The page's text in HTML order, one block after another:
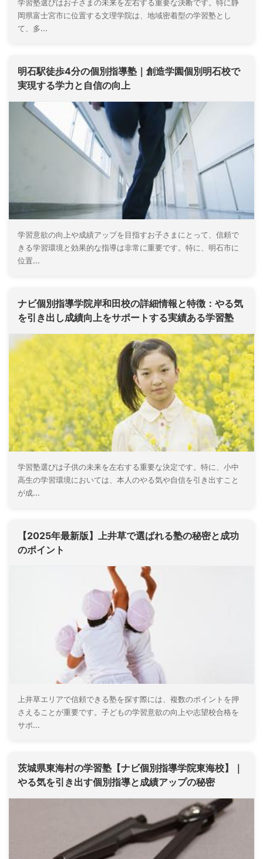
学習塾選びはお子さまの未来を左右する重要な決断です。特に静
岡県富士宮市に位置する文理学院は、地域密着型の学習塾とし
て、多...
明石駅徒歩4分の個別指導塾｜創造学園個別明石校で
実現する学力と自信の向上
学習意欲の向上や成績アップを目指すお子さまにとって、信頼で
きる学習環境と効果的な指導は非常に重要です。特に、明石市に
位置...
ナビ個別指導学院岸和田校の詳細情報と特徴：やる気
を引き出し成績向上をサポートする実績ある学習塾
学習塾選びは子供の未来を左右する重要な決定です。特に、小中
高生の学習環境においては、本人のやる気や自信を引き出すこと
が成...
【2025年最新版】上井草で選ばれる塾の秘密と成功
のポイント
上井草エリアで信頼できる塾を探す際には、複数のポイントを押
さえることが重要です。子どもの学習意欲の向上や志望校合格を
サポ...
茨城県東海村の学習塾【ナビ個別指導学院東海校】｜
やる気を引き出す個別指導と成績アップの秘密